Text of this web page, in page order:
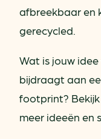
afbreekbaar en
gerecycled.
Wat is jouw
bijdraagt aan
footprint?
meer ideeën en